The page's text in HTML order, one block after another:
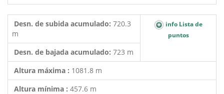
Desn. de subida acumulado: 720.3
m
info Lista de
puntos
Desn. de bajada acumulado: 723 m
Altura máxima : 1081.8 m
Altura mínima : 457.6 m